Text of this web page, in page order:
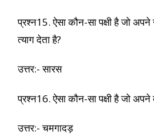
प्रश्न15. ऐसा कौन-सा पक्षी है जो अपने
त्याग देता है?
उत्तर:- सारस
प्रश्न16. ऐसा कौन-सा पक्षी है जो अपने
उत्तर:- चमगादड़